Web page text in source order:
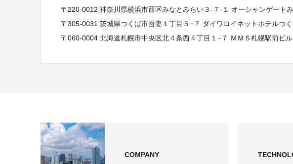
〒220-0012 神奈川県横浜市西区みなとみらい３-７-１ オーシャンゲート
〒305-0031 茨城県つくば市吾妻１丁目５−７ ダイワロイネットホテルつ
〒060-0004 北海道札幌市中央区北４条西４丁目１−７ ＭＭＳ札幌駅前ビ
COMPANY